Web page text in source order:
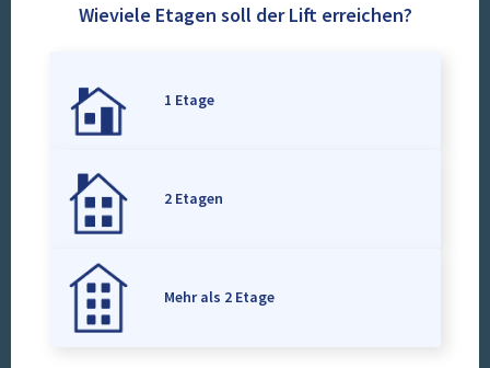
Wieviele Etagen soll der Lift erreichen?
1 Etage
2 Etagen
Mehr als 2 Etage